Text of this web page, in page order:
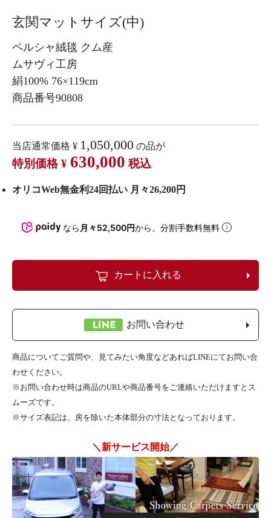
玄関マットサイズ(中)
ペルシャ絨毯 クム産
ムサヴィ工房
絹100% 76×119cm
商品番号90808
当店通常価格 ¥ 1,050,000 の品が
特別価格 ¥ 630,000 税込
オリコWeb無金利24回払い 月々26,200円
なら 月々52,500円から。分割手数料無料
カートに入れる
お問い合わせ
商品についてご質問や、見てみたい角度などあればLINEにてお問い合
わせください。
※お問い合わせ時は商品のURLや商品番号をご連絡いただけますとス
ムーズです。
※サイズ表記は、房を除いた本体部分の寸法となっております。
＼新サービス開始／